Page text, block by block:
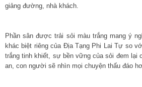
giảng đường, nhà khách.
Phần sân được trải sỏi màu trắng mang ý
khác biệt riêng của Địa Tạng Phi Lai Tự so
trắng tinh khiết, sự bền vững của sỏi đem lại
an, con người sẽ nhìn mọi chuyện thấu đáo